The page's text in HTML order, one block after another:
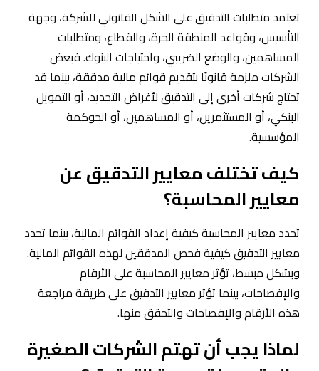
تعتمد متطلبات التدقيق على الشكل القانوني للشركة، وجهة
التأسيس، وقواعد المنطقة الحرة، والقطاع، ومتطلبات
المساهمين، والوضع الضريبي، واحتياجات البنوك. فبعض
الشركات ملزمة قانونًا بتقديم قوائم مالية مدققة، بينما قد
تحتاج شركات أخرى إلى التدقيق لأغراض التجديد، أو التمويل
البنكي، أو المستثمرين، أو المساهمين، أو الحوكمة
المؤسسية.
كيف تختلف معايير التدقيق عن
معايير المحاسبة؟
تحدد معايير المحاسبة كيفية إعداد القوائم المالية، بينما تحدد
معايير التدقيق كيفية فحص المدققين لهذه القوائم المالية.
وبشكل مبسط، تؤثر معايير المحاسبة على الأرقام
والإفصاحات، بينما تؤثر معايير التدقيق على طريقة مراجعة
هذه الأرقام والإفصاحات والتحقق منها.
لماذا يجب أن تهتم الشركات الصغيرة